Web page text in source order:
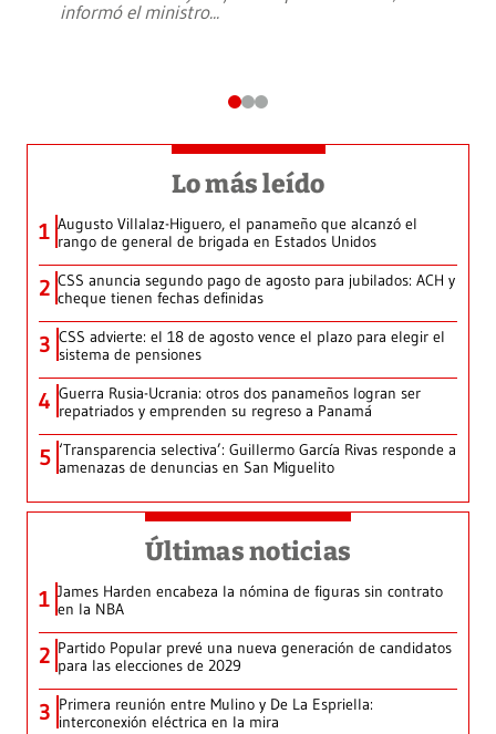
informó el ministro...
Lo más leído
1 Augusto Villalaz-Higuero, el panameño que alcanzó el
rango de general de brigada en Estados Unidos
2 CSS anuncia segundo pago de agosto para jubilados: ACH y
cheque tienen fechas definidas
3 CSS advierte: el 18 de agosto vence el plazo para elegir el
sistema de pensiones
4 Guerra Rusia-Ucrania: otros dos panameños logran ser
repatriados y emprenden su regreso a Panamá
5 ‘Transparencia selectiva’: Guillermo García Rivas responde a
amenazas de denuncias en San Miguelito
Últimas noticias
1 James Harden encabeza la nómina de figuras sin contrato
en la NBA
2 Partido Popular prevé una nueva generación de candidatos
para las elecciones de 2029
3 Primera reunión entre Mulino y De La Espriella:
interconexión eléctrica en la mira